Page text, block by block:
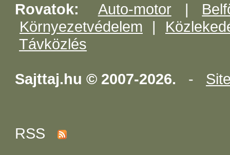
Rovatok: Auto-motor|
Környezetvédelem |
Távközlés
Sajttaj.hu © 2007-2026. -
RSS